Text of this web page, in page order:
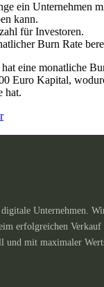
ein Unternehmen
kann.
für Investoren.
Burn Rate
eine monatliche
Euro Kapital,
hat.
Unternehmen.
erfolgreichen Verkauf
und mit maximaler